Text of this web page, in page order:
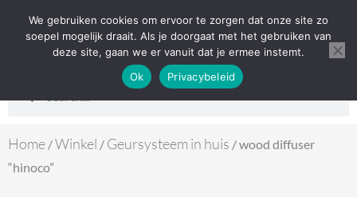
naar
0
Home /Winkel / Geursysteem in huis / wood diffuser
“hinoco”
We gebruiken cookies om ervoor te zorgen dat onze site zo
soepel mogelijk draait. Als je doorgaat met het gebruiken van
deze site, gaan we er vanuit dat je ermee instemt.
Ok
Privacybeleid